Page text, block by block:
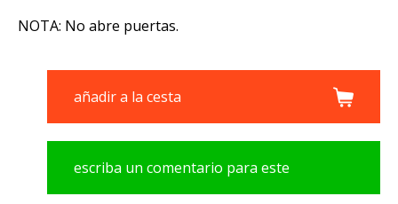
NOTA: No abre puertas.
añadir a la cesta
escriba un comentario para este